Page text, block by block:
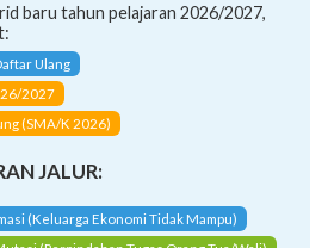
baru tahun pelajaran 2026/2027,
Ulang
2027
(SMA/K 2026)
JALUR:
(Keluarga Ekonomi Tidak Mampu)